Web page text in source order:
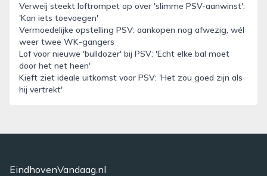
Verweij steekt loftrompet op over 'slimme PSV-aanwinst':
'Kan iets toevoegen'
Vermoedelijke opstelling PSV: aankopen nog afwezig, wél
weer twee WK-gangers
Lof voor nieuwe 'bulldozer' bij PSV: 'Echt elke bal moet
door het net heen'
Kieft ziet ideale uitkomst voor PSV: 'Het zou goed zijn als
hij vertrekt'
EindhovenVandaag.nl